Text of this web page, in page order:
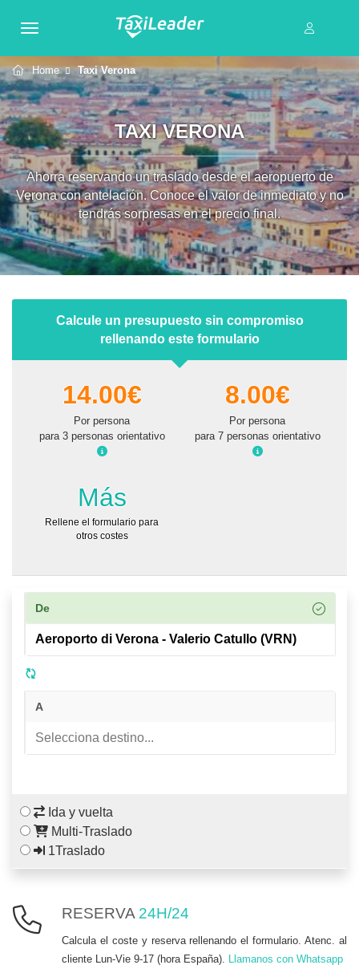
Home Taxi Verona
TAXI VERONA
Ahorra reservando un traslado desde el aeropuerto de
Verona con antelación. Conoce el valor de inmediato y no
tendrás sorpresas en el precio final.
Calcule un presupuesto sin compromiso
rellenando este formulario
14.00€
Por persona
para 3 personas orientativo
8.00€
Por persona
para 7 personas orientativo
Más
Rellene el formulario para
otros costes
De
A
Ida y vuelta
Multi-Traslado
1Traslado
RESERVA 24H/24
Calcula el coste y reserva rellenando el formulario. Atenc. al
cliente Lun-Vie 9-17 (hora España).
Llamanos con Whatsapp